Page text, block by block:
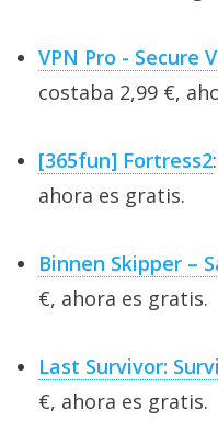
VPN Pro - Secure
costaba 2,99 €,
[365fun] Fortress2
ahora es gratis.
Binnen Skipper –
€, ahora es gratis.
Last Survivor:
€, ahora es gratis.